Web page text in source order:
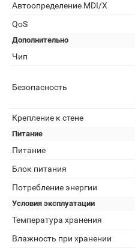
Автоопределение MDI/X
QoS
Дополнительно
Чип
Безопасность
Крепление к стене
Питание
Питание
Блок питания
Потребление энергии
Условия эксплуатации
Температура хранения
Влажность при хранении